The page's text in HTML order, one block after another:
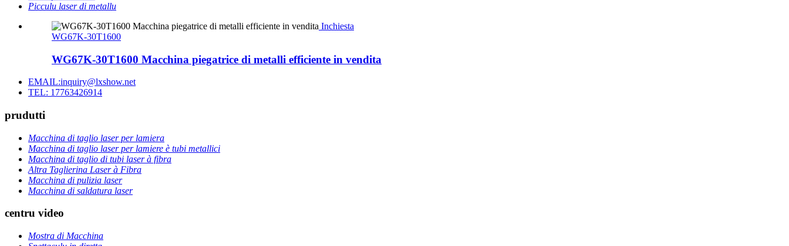
Picculu laser di metallu
Inchiesta
WG67K-30T1600
WG67K-30T1600 Macchina piegatrice di metalli efficiente in vendita
EMAIL:inquiry@lxshow.net
TEL: 17763426914
prudutti
Macchina di taglio laser per lamiera
Macchina di taglio laser per lamiere è tubi metallici
Macchina di taglio di tubi laser à fibra
Altra Taglierina Laser à Fibra
Macchina di pulizia laser
Macchina di saldatura laser
centru video
Mostra di Macchina